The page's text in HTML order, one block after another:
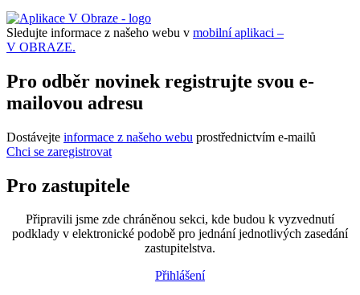
Sledujte informace z našeho webu v mobilní aplikaci –
V OBRAZE.
Pro odběr novinek registrujte svou e-
mailovou adresu
Dostávejte informace z našeho webu prostřednictvím e-mailů
Chci se zaregistrovat
Pro zastupitele
Připravili jsme zde chráněnou sekci, kde budou k vyzvednutí
podklady v elektronické podobě pro jednání jednotlivých zasedání
zastupitelstva.
Přihlášení